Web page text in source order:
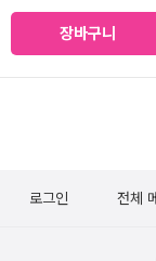
장바구니
로그인 전체